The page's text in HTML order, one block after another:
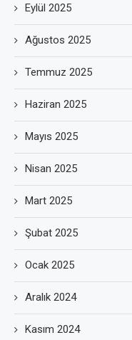
Eylül 2025
Ağustos 2025
Temmuz 2025
Haziran 2025
Mayıs 2025
Nisan 2025
Mart 2025
Şubat 2025
Ocak 2025
Aralık 2024
Kasım 2024